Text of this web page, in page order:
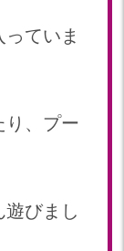
ていま
り、プー
びまし